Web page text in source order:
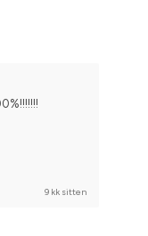
9 kk sitten